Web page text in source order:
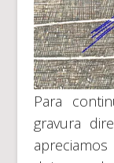
Para
gravura